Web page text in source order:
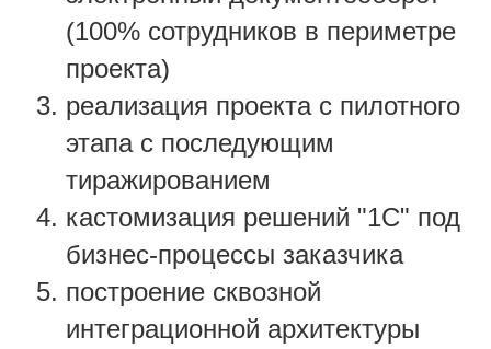
(100% сотрудников в периметре
проекта)
реализация проекта с пилотного
этапа с последующим
тиражированием
кастомизация решений "1С" под
бизнес-процессы заказчика
построение сквозной
интеграционной архитектуры